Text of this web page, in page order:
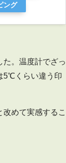
ング
。温度計でざっ
5℃くらい違う印
めて実感するこ